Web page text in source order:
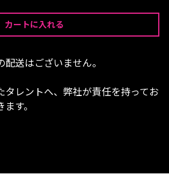
カートに入れる
送はございません。
タレントへ、弊社が責任を持ってお
す。